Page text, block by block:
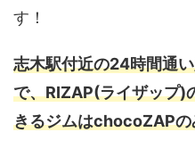
す！
志木駅付近の24時間通
で、RIZAP(ライザップ)
きるジムはchocoZAPの